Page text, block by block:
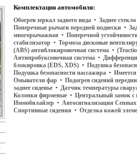
Комплектация автомобиля:
Обогрев зеркал заднего вида • Заднее
Поперечные рычаги передней подвески •
многорычажная • Поперечной
стабилизатор • Тормоза дисковые
(ABS) антиблокировочная система •
Антипробуксовочная система •
блокировка (EDS, XDS) • Подушка
Подушка безопасности пассажира •
Омыватели фар • Подогрев сидений
заднее сиденье • Датчик температуры
Колонки фирменые • Центральный замок с
Иммобилайзер • Автосигнализация
Спортивные сидения • Отделка кожей